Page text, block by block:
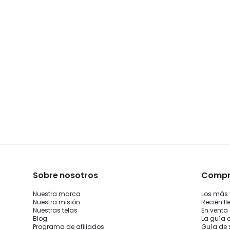
Sobre nosotros
Nuestra marca
Nuestra misión
Nuestras telas
Blog
Programa de afiliados
Los
Recién
En venta
La guía
Guía de